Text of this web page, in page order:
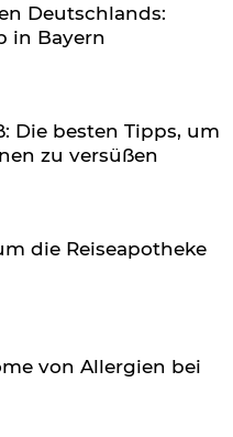
Deutschlands:
in Bayern
Die besten Tipps, um
zu versüßen
die Reiseapotheke
von Allergien bei